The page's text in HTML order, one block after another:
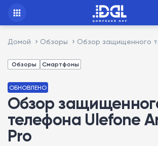
Домой Обзоры Обзор защищенного
Обзоры Смартфоны
ОБНОВЛЕНО
Обзор
телефона Ulefone
Pro